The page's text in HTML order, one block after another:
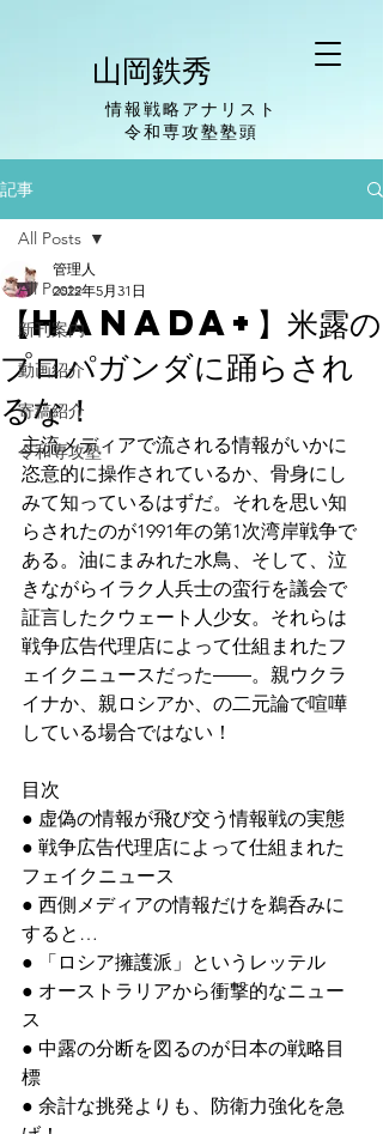
山岡鉄秀
情報戦略アナリスト
​令和専攻塾塾頭
記事
All Posts
新刊案内
動画紹介
寄稿紹介
令和専攻塾
All Posts
【hanada+】米露の
プロパガンダに踊らされ
るな！
管理人
2022年5月31日
主流メディアで流される情報がいかに
恣意的に操作されているか、骨身にし
みて知っているはずだ。それを思い知
らされたのが1991年の第1次湾岸戦争で
ある。油にまみれた水鳥、そして、泣
きながらイラク人兵士の蛮行を議会で
証言したクウェート人少女。それらは
戦争広告代理店によって仕組まれたフ
ェイクニュースだった――。親ウクラ
イナか、親ロシアか、の二元論で喧嘩
している場合ではない！
目次
● 虚偽の情報が飛び交う情報戦の実態
● 戦争広告代理店によって仕組まれた
フェイクニュース
● 西側メディアの情報だけを鵜呑みに
すると…
● 「ロシア擁護派」というレッテル
● オーストラリアから衝撃的なニュー
ス
● 中露の分断を図るのが日本の戦略目
標
● 余計な挑発よりも、防衛力強化を急